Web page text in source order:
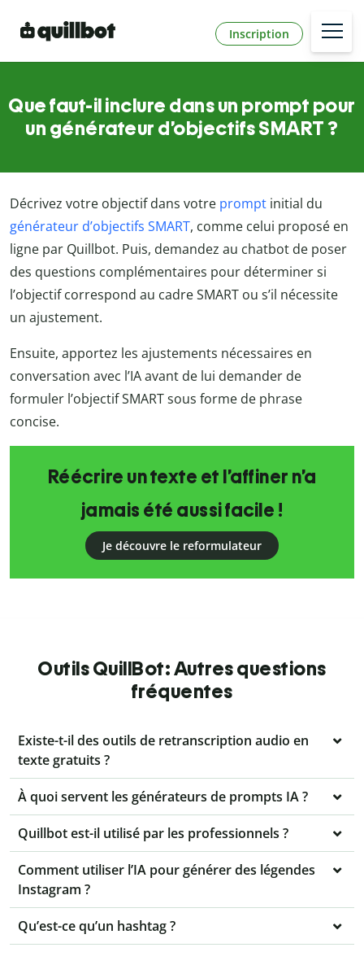
Inscription
Que faut-il inclure dans un prompt pour
un générateur d’objectifs SMART ?
Décrivez votre objectif dans votre prompt initial du
générateur d’objectifs SMART, comme celui proposé en
ligne par Quillbot. Puis, demandez au chatbot de poser
des questions complémentaires pour déterminer si
l’objectif correspond au cadre SMART ou s’il nécessite
un ajustement.
Ensuite, apportez les ajustements nécessaires en
conversation avec l’IA avant de lui demander de
formuler l’objectif SMART sous forme de phrase
concise.
Réécrire un texte et l’affiner n’a
jamais été aussi facile !
Je découvre le reformulateur
Outils QuillBot: Autres questions
fréquentes
Existe-t-il des outils de retranscription audio en
texte gratuits ?
À quoi servent les générateurs de prompts IA ?
Quillbot est-il utilisé par les professionnels ?
Comment utiliser l’IA pour générer des légendes
Instagram ?
Qu’est-ce qu’un hashtag ?